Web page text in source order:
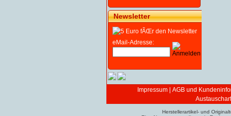
Newsletter
eMail-Adresse:
Impressum AGB und
Herstellerartikel- und